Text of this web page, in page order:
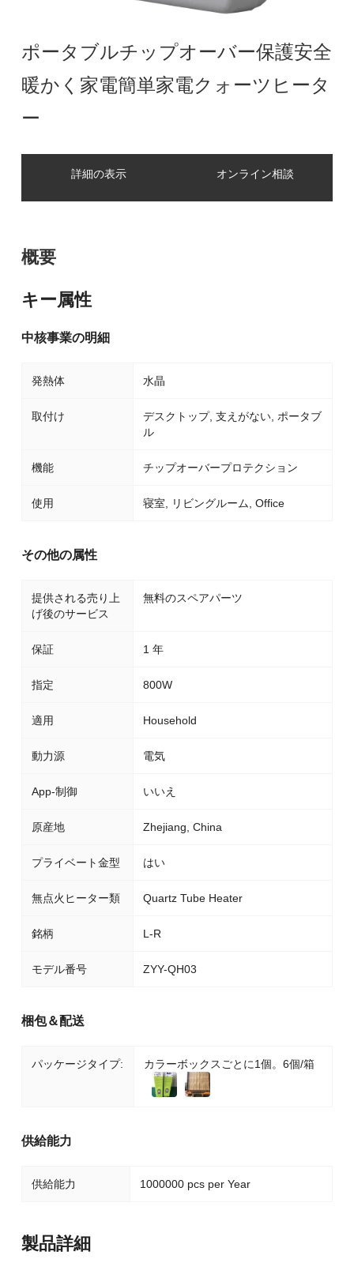
ポータブルチップオーバー保護安全
暖かく家電簡単家電クォーツヒータ
ー
詳細の表示 オンライン相談
概要
キー属性
中核事業の明細
発熱体 水晶
取付け
デスクトップ, 支えがない, ポータブ
ル
機能 チップオーバープロテクション
使用 寝室, リビングルーム, Office
その他の属性
提供される売り上
げ後のサービス
無料のスペアパーツ
保証 1 年
指定 800W
適用 Household
動力源 電気
App-制御 いいえ
原産地 Zhejiang, China
プライベート金型 はい
無点火ヒーター類 Quartz Tube Heater
銘柄 L-R
モデル番号 ZYY-QH03
梱包＆配送
パッケージタイプ: カラーボックスごとに1個。6個/箱
供給能力
供給能力 1000000 pcs per Year
製品詳細